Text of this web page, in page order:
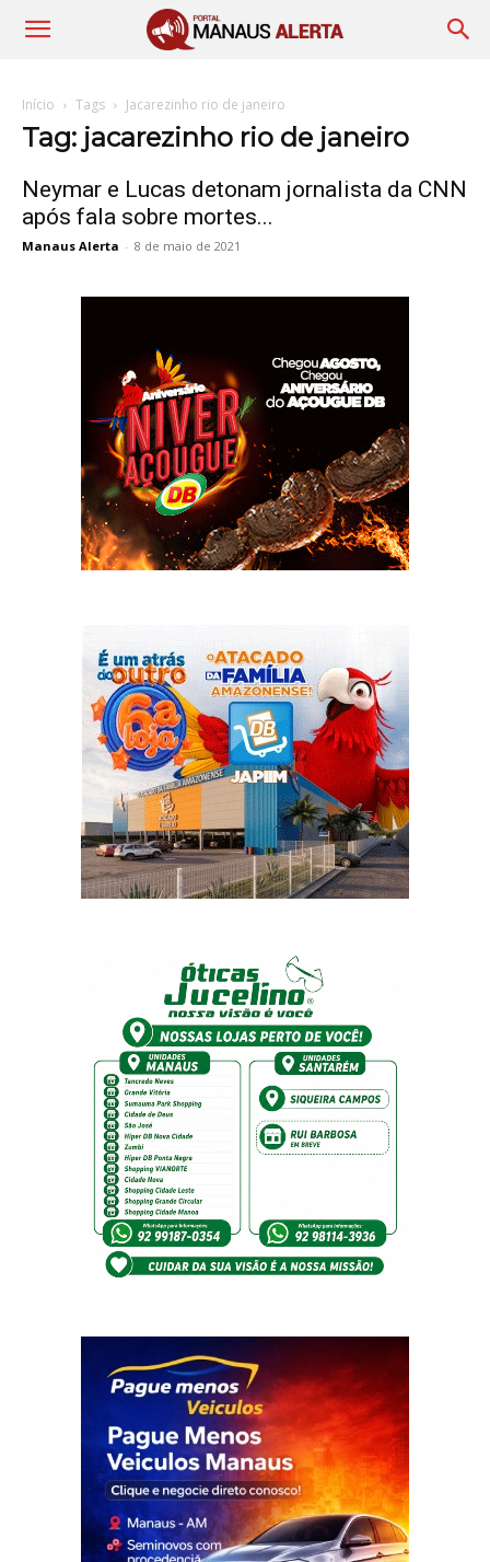
Início Tags Jacarezinho rio de janeiro
Tag: jacarezinho rio de janeiro
Neymar e Lucas detonam jornalista da CNN
após fala sobre mortes...
Manaus Alerta - 8 de maio de 2021